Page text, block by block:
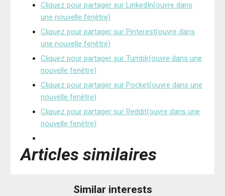
Cliquez pour partager sur LinkedIn(ouvre dans
une nouvelle fenêtre)
Cliquez pour partager sur Pinterest(ouvre dans
une nouvelle fenêtre)
Cliquez pour partager sur Tumblr(ouvre dans une
nouvelle fenêtre)
Cliquez pour partager sur Pocket(ouvre dans une
nouvelle fenêtre)
Cliquez pour partager sur Reddit(ouvre dans une
nouvelle fenêtre)
Articles similaires
Similar interests